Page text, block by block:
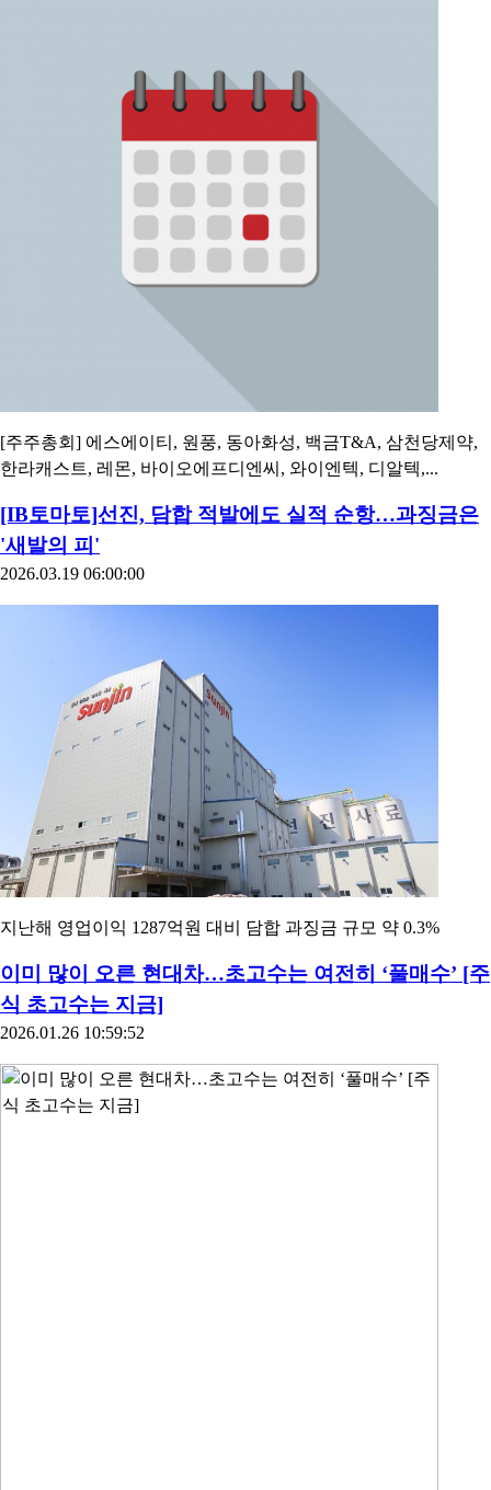
[주주총회] 에스에이티, 원풍, 동아화성, 백금T&A, 삼천당제약,
한라캐스트, 레몬, 바이오에프디엔씨, 와이엔텍, 디알텍,...
[IB토마토]선진, 담합 적발에도 실적 순항…과징금은
'새발의 피'
2026.03.19 06:00:00
지난해 영업이익 1287억원 대비 담합 과징금 규모 약 0.3%
이미 많이 오른 현대차…초고수는 여전히 ‘풀매수’ [주
식 초고수는 지금]
2026.01.26 10:59:52